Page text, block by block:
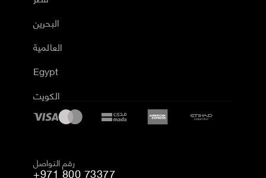
البحرين
العالمية
Egypt
الكويت
رقم التواصل
+971 800 73377